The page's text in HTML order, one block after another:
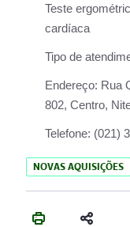
Teste
cardíaca
Tipo de
Endereço: Rua
802, Centro,
Telefone: (021)
NOVAS AQUISIÇÕES